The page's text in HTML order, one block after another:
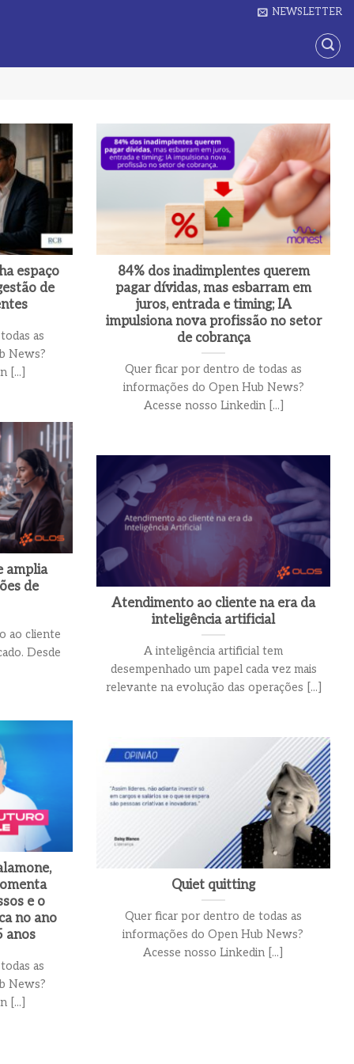
NEWSLETTER
espaço
de
as
News?
[...]
84% dos inadimplentes querem
pagar dívidas, mas esbarram em
juros, entrada e timing; IA
impulsiona nova profissão no setor
de cobrança
Quer ficar por dentro de todas as
informações do Open Hub News?
Acesse nosso Linkedin [...]
amplia
de
ao cliente
Desde
Atendimento ao cliente na era da
inteligência artificial
A inteligência artificial tem
desempenhado um papel cada vez mais
relevante na evolução das operações [...]
e o
no ano
anos
as
News?
[...]
Quiet quitting
Quer ficar por dentro de todas as
informações do Open Hub News?
Acesse nosso Linkedin [...]